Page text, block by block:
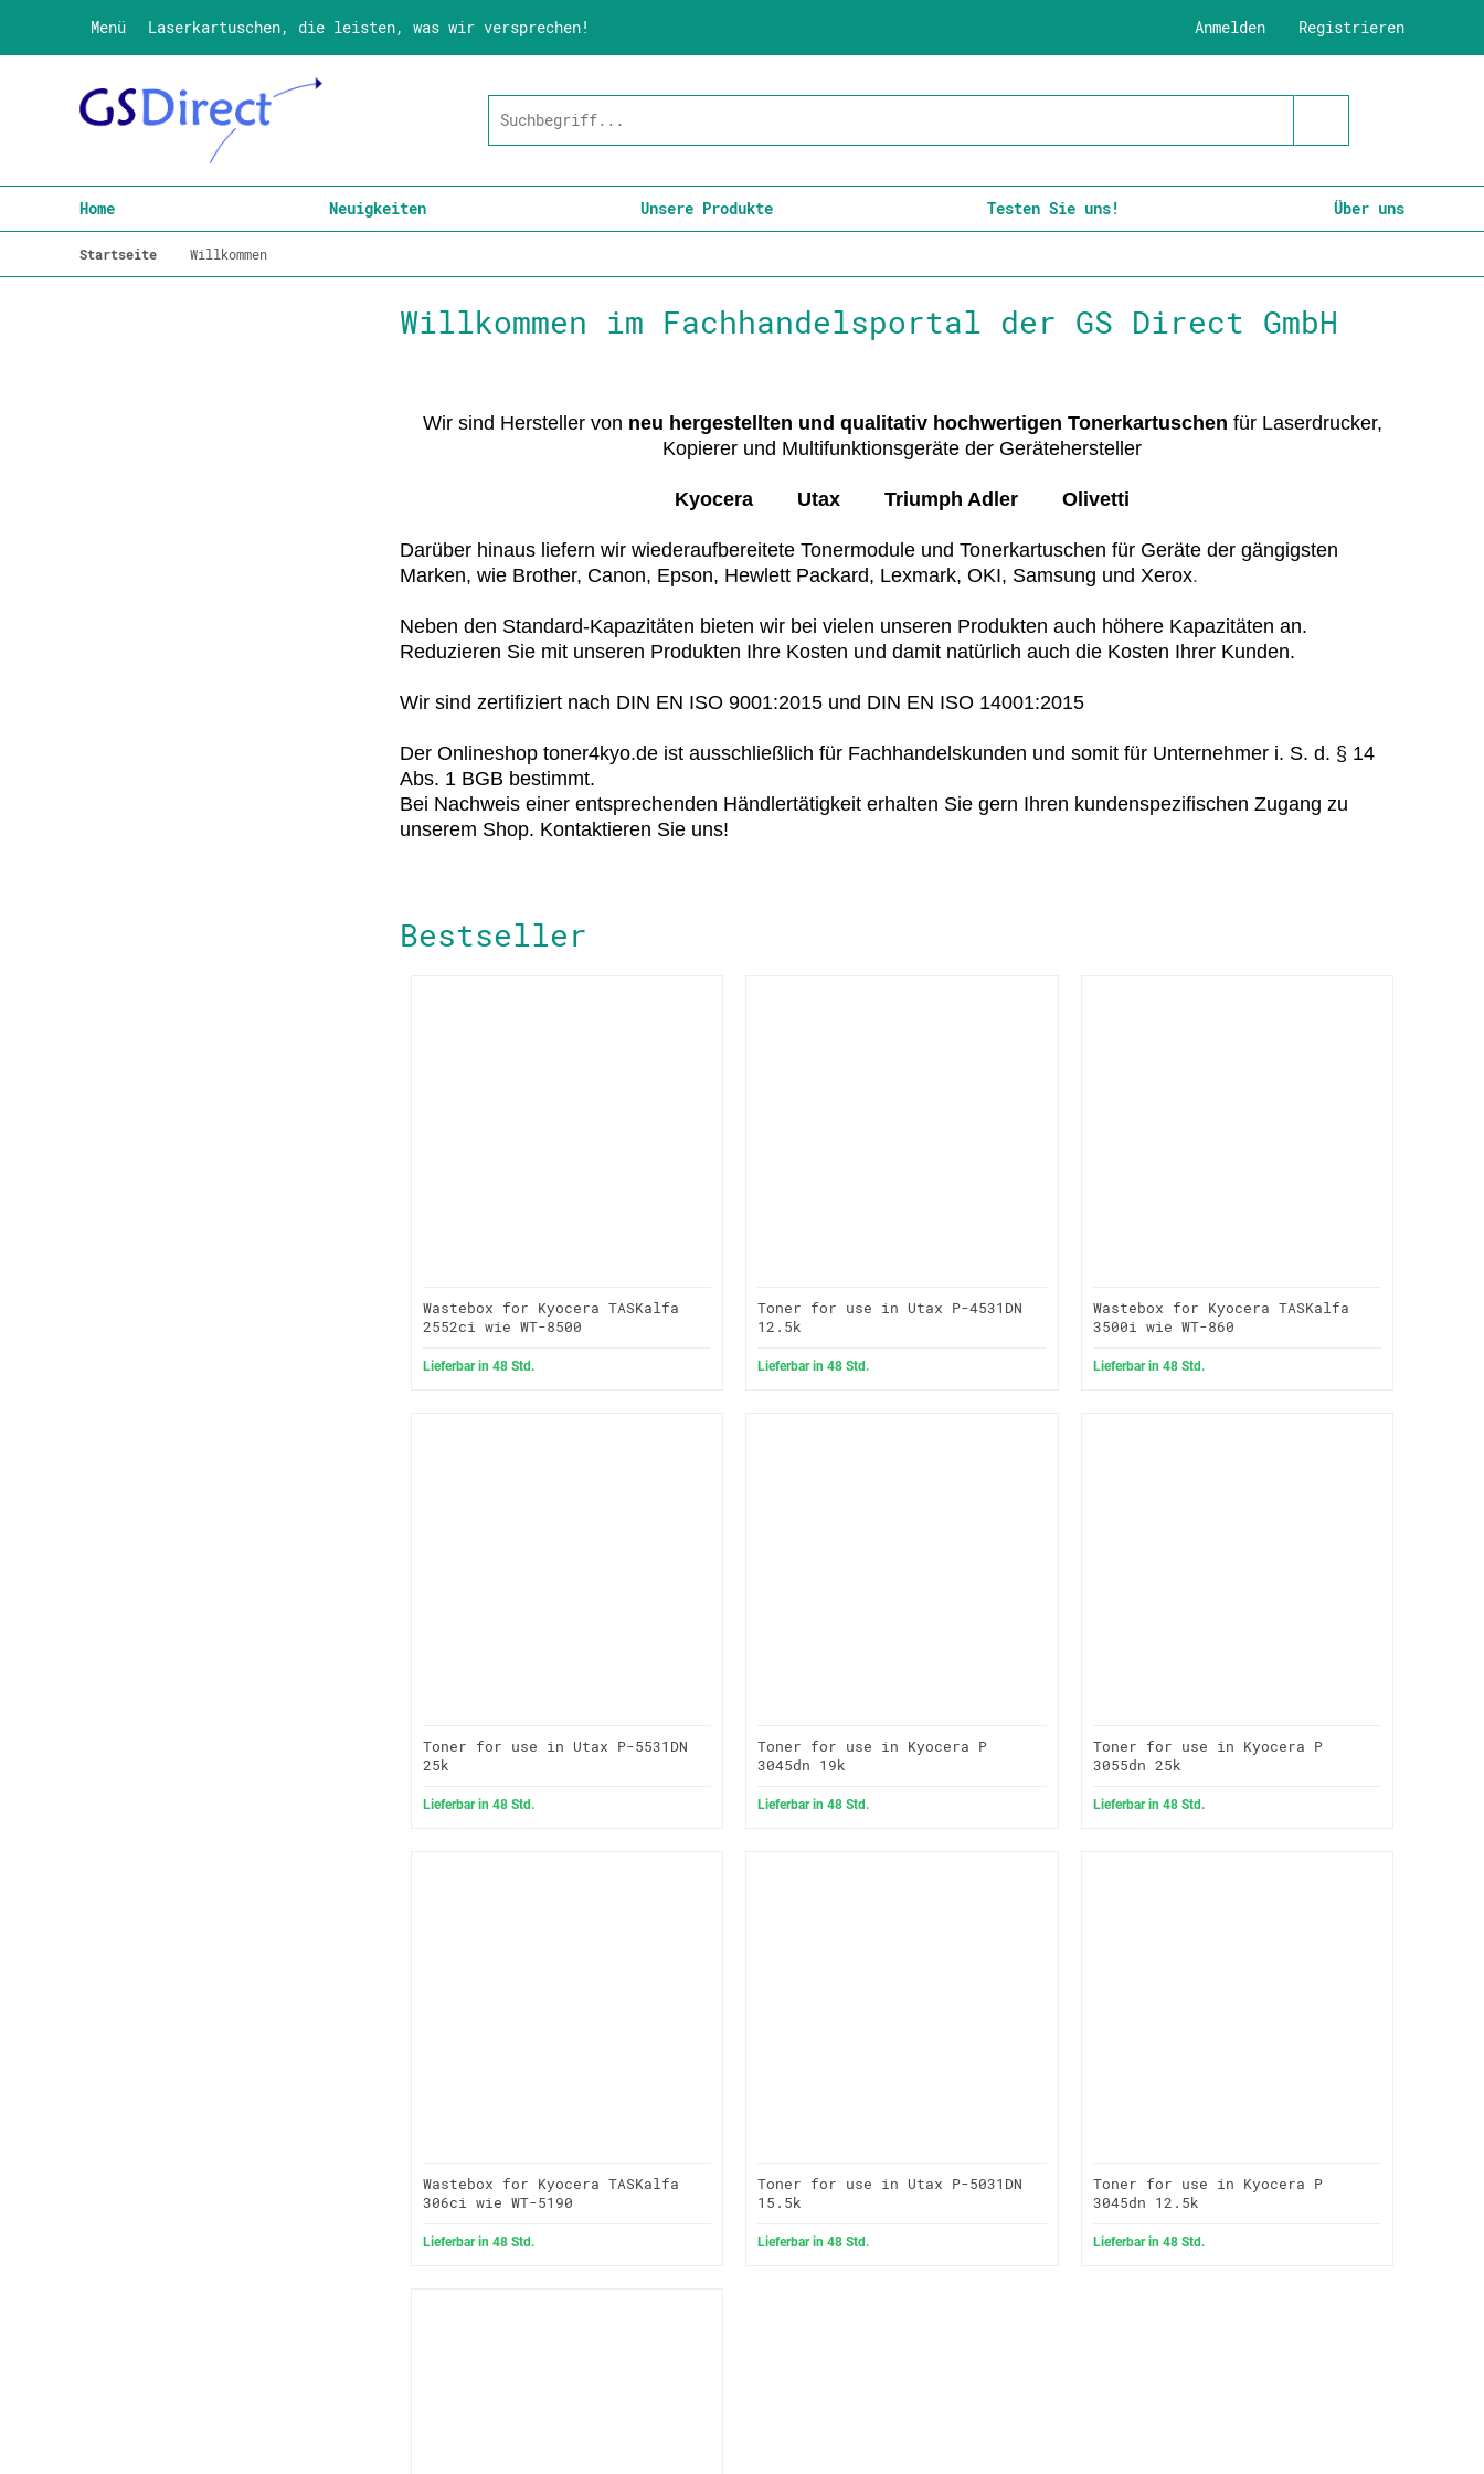
Menü Laserkartuschen, die leisten, was wir versprechen! Registrieren
Anmelden
Home Neuigkeiten Unsere Produkte Testen Sie uns! Über uns
Startseite Willkommen
Willkommen im Fachhandelsportal der GS Direct GmbH
Wir sind Hersteller von neu hergestellten und qualitativ hochwertigen Tonerkartuschen für Laserdrucker,
Kopierer und Multifunktionsgeräte der Gerätehersteller
Kyocera Utax Triumph Adler Olivetti
Darüber hinaus liefern wir wiederaufbereitete Tonermodule und Tonerkartuschen für Geräte der gängigsten
Marken, wie Brother, Canon, Epson, Hewlett Packard, Lexmark, OKI, Samsung und Xerox.
Neben den Standard-Kapazitäten bieten wir bei vielen unseren Produkten auch höhere Kapazitäten an.
Reduzieren Sie mit unseren Produkten Ihre Kosten und damit natürlich auch die Kosten Ihrer Kunden.
Wir sind zertifiziert nach DIN EN ISO 9001:2015 und DIN EN ISO 14001:2015
Der Onlineshop toner4kyo.de ist ausschließlich für Fachhandelskunden und somit für Unternehmer i. S. d. § 14
Abs. 1 BGB bestimmt.
Bei Nachweis einer entsprechenden Händlertätigkeit erhalten Sie gern Ihren kundenspezifischen Zugang zu
unserem Shop. Kontaktieren Sie uns!
Bestseller
Wastebox for Kyocera TASKalfa
2552ci wie WT-8500
Lieferbar in 48 Std.
Toner for use in Utax P-4531DN
12.5k
Lieferbar in 48 Std.
Wastebox for Kyocera TASKalfa
3500i wie WT-860
Lieferbar in 48 Std.
Toner for use in Utax P-5531DN
25k
Lieferbar in 48 Std.
Toner for use in Kyocera P
3045dn 19k
Lieferbar in 48 Std.
Toner for use in Kyocera P
3055dn 25k
Lieferbar in 48 Std.
Wastebox for Kyocera TASKalfa
306ci wie WT-5190
Lieferbar in 48 Std.
Toner for use in Utax P-5031DN
15.5k
Lieferbar in 48 Std.
Toner for use in Kyocera P
3045dn 12.5k
Lieferbar in 48 Std.